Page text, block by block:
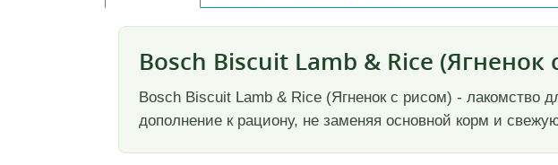
Bosch Biscuit Lamb & Rice (Ягненок
Bosch Biscuit Lamb & Rice (Ягненок с рисом) - лакомство
дополнение к рациону, не заменяя основной корм и